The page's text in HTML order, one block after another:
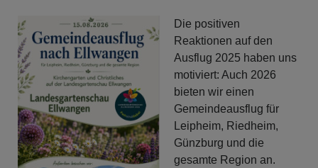
Die positiven
Reaktionen auf den
Ausflug 2025 haben uns
motiviert: Auch 2026
bieten wir einen
Gemeindeausflug für
Leipheim, Riedheim,
Günzburg und die
gesamte Region an.